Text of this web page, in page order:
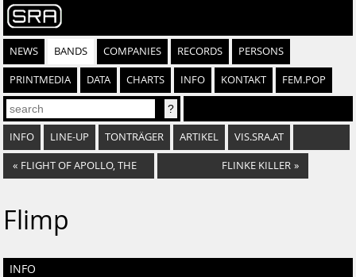
NEWS BANDS COMPANIES RECORDS PERSONS
PRINTMEDIA DATA CHARTS INFO KONTAKT FEM.POP
INFO LINE-UP TONTRÄGER ARTIKEL VIS.SRA.AT
« FLIGHT OF APOLLO, THE FLINKE KILLER »
Flimp
INFO